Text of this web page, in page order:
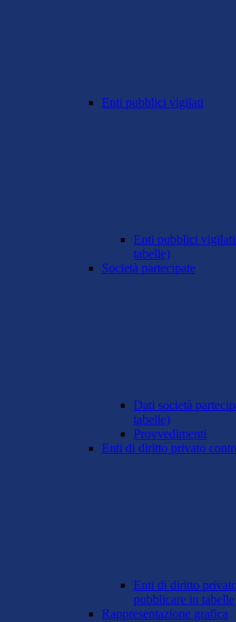
Enti pubblici vigilati
Enti pubblici
tabelle)
Società partecipate
Dati società
tabelle)
Provvedimenti
Enti di diritto privato
Enti di diritto
pubblicare in
Rappresentazione grafica